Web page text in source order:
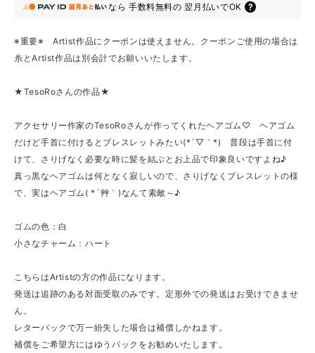
なら 手数料無料の 翌月払いでOK
※重要※ Artist作品にクーポンは使えません。クーポンご使用の場合は
糸とArtist作品は別会計でお願いいたします。
★TesoRoさんの作品★
アクセサリー作家のTesoRoさんが作ってくれたヘアゴム♡ ヘアゴム
だけど手首に付けるとブレスレットみたい(*´▽｀*) 普段は手首に付
けて、さりげなく必要な時に髪を結ぶとお上品で印象良いですよね♪
真っ黒なヘアゴムは何となく寂しいので、さりげなくブレスレットの様
で、実はヘアゴム( *´艸｀)なんて素敵～♪
ゴムの色：白
小さなチャーム：ハート
こちらはArtistの方の作品になります。
発送は追跡のある対面受取のみです。定形外での発送はお受けできませ
ん。
レターパックで万一紛失した場合は補償しかねます。
補償をご希望方にはゆうパックをお勧めいたします。